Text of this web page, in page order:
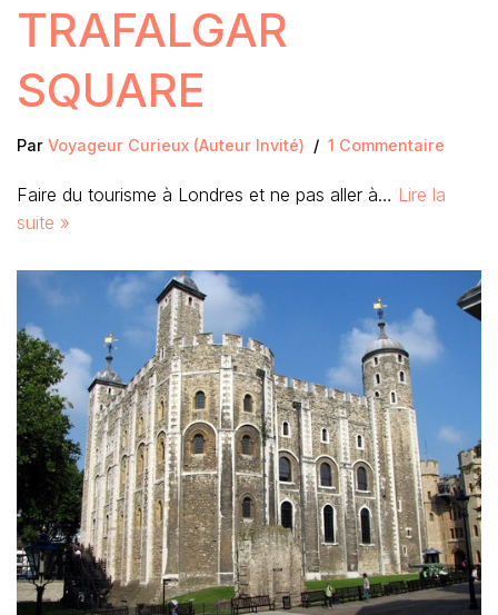
TRAFALGAR
SQUARE
Par Voyageur Curieux (Auteur Invité) 1 Commentaire
Faire du tourisme à Londres et ne pas aller à… Lire la
suite »